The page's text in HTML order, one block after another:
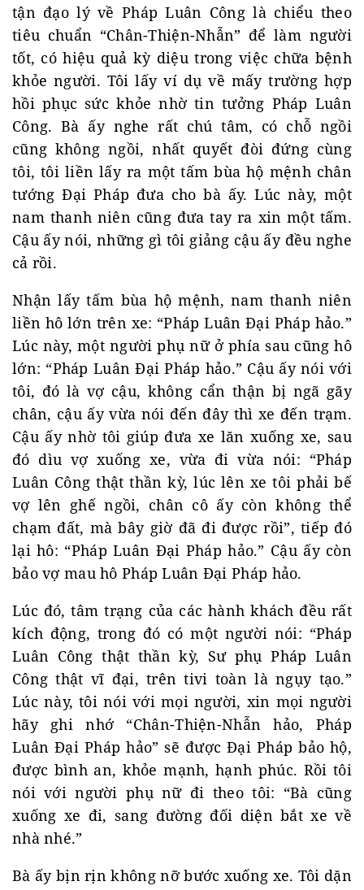
tận đạo lý về Pháp Luân Công là chiểu theo
tiêu chuẩn “Chân-Thiện-Nhẫn” để làm người
tốt, có hiệu quả kỳ diệu trong việc chữa bệnh
khỏe người. Tôi lấy ví dụ về mấy trường hợp
hồi phục sức khỏe nhờ tin tưởng Pháp Luân
Công. Bà ấy nghe rất chú tâm, có chỗ ngồi
cũng không ngồi, nhất quyết đòi đứng cùng
tôi, tôi liền lấy ra một tấm bùa hộ mệnh chân
tướng Đại Pháp đưa cho bà ấy. Lúc này, một
nam thanh niên cũng đưa tay ra xin một tấm.
Cậu ấy nói, những gì tôi giảng cậu ấy đều nghe
cả rồi.
Nhận lấy tấm bùa hộ mệnh, nam thanh niên
liền hô lớn trên xe: “Pháp Luân Đại Pháp hảo.”
Lúc này, một người phụ nữ ở phía sau cũng hô
lớn: “Pháp Luân Đại Pháp hảo.” Cậu ấy nói với
tôi, đó là vợ cậu, không cẩn thận bị ngã gãy
chân, cậu ấy vừa nói đến đây thì xe đến trạm.
Cậu ấy nhờ tôi giúp đưa xe lăn xuống xe, sau
đó dìu vợ xuống xe, vừa đi vừa nói: “Pháp
Luân Công thật thần kỳ, lúc lên xe tôi phải bế
vợ lên ghế ngồi, chân cô ấy còn không thể
chạm đất, mà bây giờ đã đi được rồi”, tiếp đó
lại hô: “Pháp Luân Đại Pháp hảo.” Cậu ấy còn
bảo vợ mau hô Pháp Luân Đại Pháp hảo.
Lúc đó, tâm trạng của các hành khách đều rất
kích động, trong đó có một người nói: “Pháp
Luân Công thật thần kỳ, Sư phụ Pháp Luân
Công thật vĩ đại, trên tivi toàn là ngụy tạo.”
Lúc này, tôi nói với mọi người, xin mọi người
hãy ghi nhớ “Chân-Thiện-Nhẫn hảo, Pháp
Luân Đại Pháp hảo” sẽ được Đại Pháp bảo hộ,
được bình an, khỏe mạnh, hạnh phúc. Rồi tôi
nói với người phụ nữ đi theo tôi: “Bà cũng
xuống xe đi, sang đường đối diện bắt xe về
nhà nhé.”
Bà ấy bịn rịn không nỡ bước xuống xe. Tôi dặn